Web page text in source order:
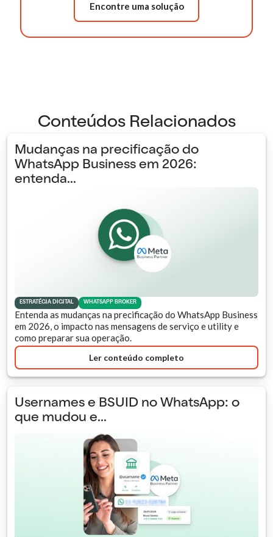
Encontre uma solução
Conteúdos Relacionados
Mudanças na precificação do
WhatsApp Business em 2026:
entenda...
ESTRATÉGIA DIGITAL WHATSAPP BROKER
Entenda as mudanças na precificação do WhatsApp Business
em 2026, o impacto nas mensagens de serviço e utility e
como preparar sua operação.
Ler conteúdo completo
Usernames e BSUID no WhatsApp: o
que mudou e...